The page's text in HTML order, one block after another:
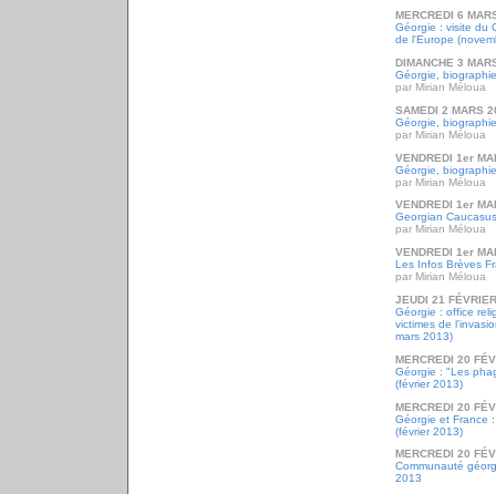
MERCREDI 6
Géorgie : visite du
de l'Europe
DIMANCHE 3
Géorgie,
par Mirian Méloua
SAMEDI 2 MARS
Géorgie,
par Mirian Méloua
VENDREDI 1er
Géorgie,
par Mirian Méloua
VENDREDI 1er
Georgian
par Mirian Méloua
VENDREDI 1er
Les Infos Brèves
par Mirian Méloua
JEUDI 21
Géorgie : office
victimes de
mars 2013)
MERCREDI 20
Géorgie : "Les
(février 2013)
MERCREDI 20
Géorgie et France
(février 2013)
MERCREDI 20
Communauté
2013